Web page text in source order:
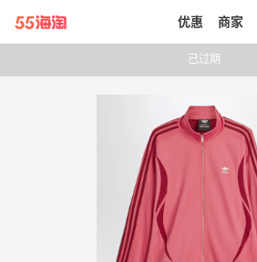
带你去官网买正品
优惠 商家
已过期